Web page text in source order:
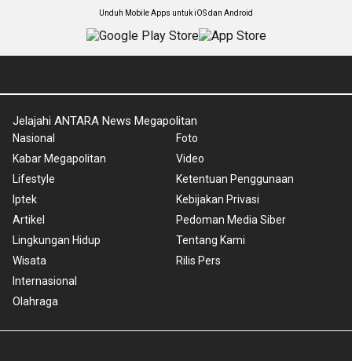
Unduh Mobile Apps untuk iOS dan Android
Jelajahi ANTARA News Megapolitan
Nasional
Kabar Megapolitan
Lifestyle
Iptek
Artikel
Lingkungan Hidup
Wisata
Internasional
Olahraga
Foto
Video
Ketentuan Penggunaan
Kebijakan Privasi
Pedoman Media Siber
Tentang Kami
Rilis Pers